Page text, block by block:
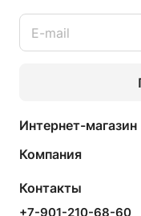
Интернет-магазин
Компания
Контакты
+7-901-210-68-60